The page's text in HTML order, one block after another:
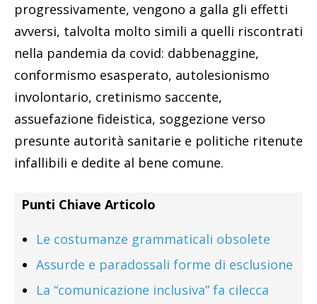
progressivamente, vengono a galla gli effetti
avversi, talvolta molto simili a quelli riscontrati
nella pandemia da covid: dabbenaggine,
conformismo esasperato, autolesionismo
involontario, cretinismo saccente,
assuefazione fideistica, soggezione verso
presunte autorità sanitarie e politiche ritenute
infallibili e dedite al bene comune.
Punti Chiave Articolo
Le costumanze grammaticali obsolete
Assurde e paradossali forme di esclusione
La “comunicazione inclusiva” fa cilecca